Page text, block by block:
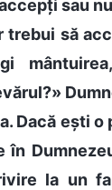
sau
trebui să
Dacă ești o
în
la un